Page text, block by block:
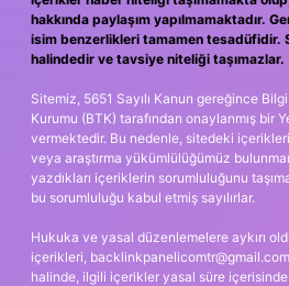
hakkında paylaşım yapılmamaktadır.
isim benzerlikleri tamamen tesadüfidir.
halindedir ve tavsiye niteliği taşımazlar.
Sitemiz, 5651 Sayılı Kanun gereğince
Kurumu (BTK) tarafından onaylanmış bir
vermektedir. Bu nedenle, sitedeki
veya araştırma yükümlülüğümüz
yazdıkları içeriklerin sorumluluğunu
bu sorumluluğu kabul etmiş sayılırlar.
Hukuka ve yasal düzenlemelere aykırı
içerikleri, backlinkpanelicomtr@gmail.com
halinde, ilgili içerikler yasal süre içerisinde